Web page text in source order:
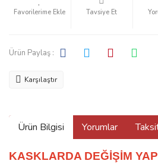
Tavsiye Et
Ürün Paylaş :
Karşılaştır
Ürün Bilgisi Yorumlar
KASKLARDA DEĞİŞİM